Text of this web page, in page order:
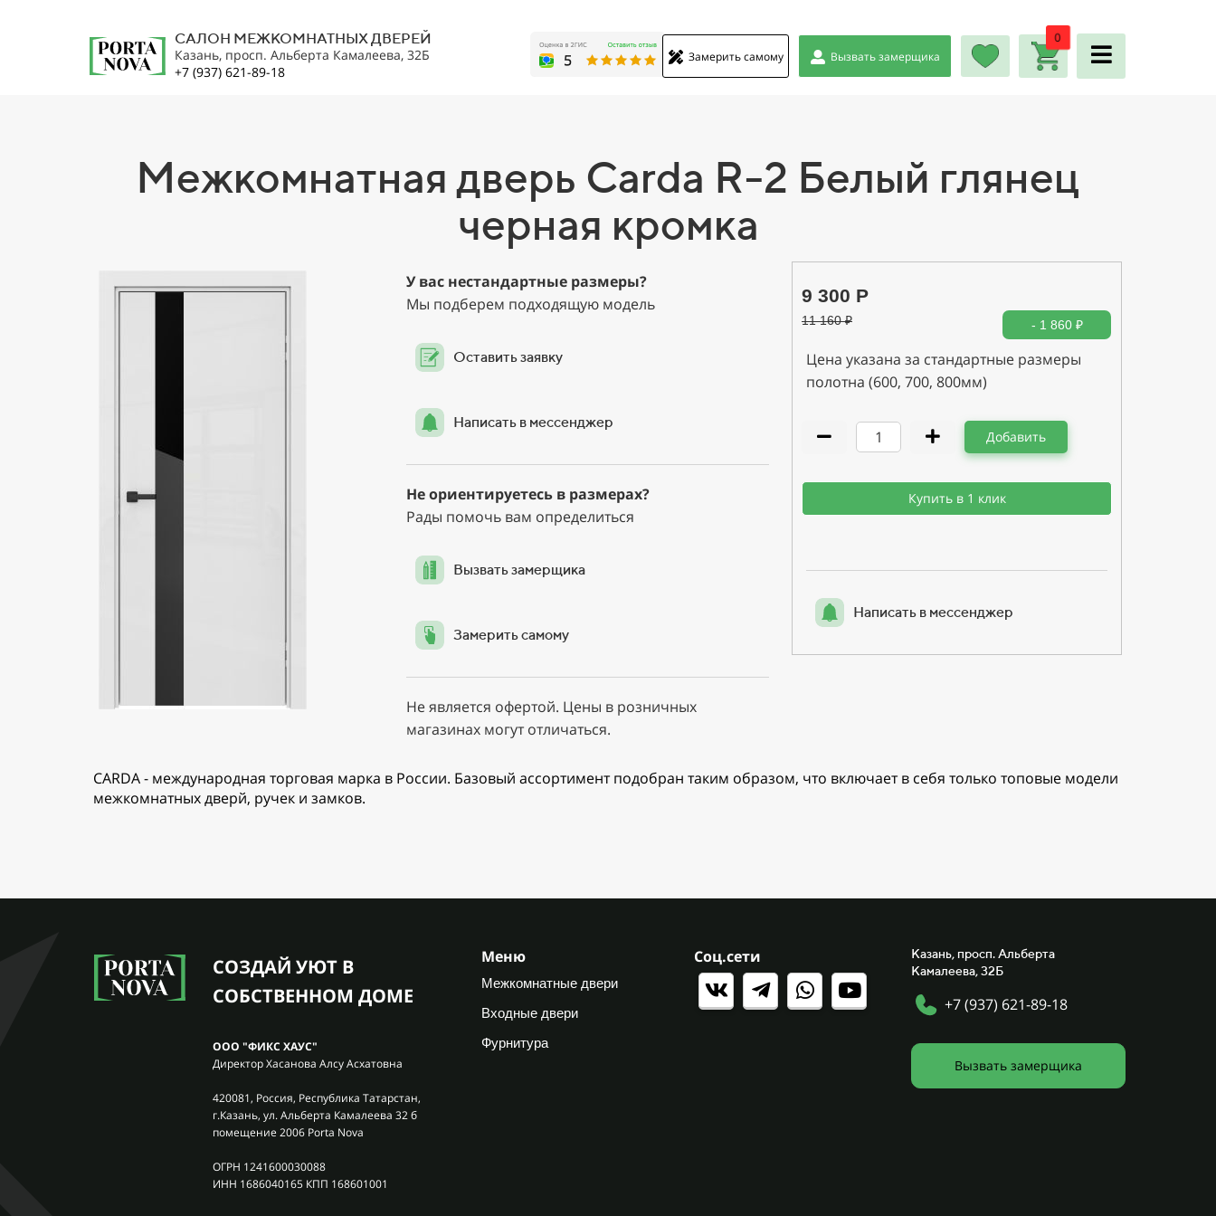
САЛОН МЕЖКОМНАТНЫХ ДВЕРЕЙ
Казань, просп. Альберта Камалеева, 32Б
+7 (937) 621-89-18
Замерить самому Вызвать замерщика
0
Межкомнатная дверь Carda R-2 Белый глянец
черная кромка
У вас нестандартные размеры?
Мы подберем подходящую модель
Оставить заявку
Написать в мессенджер
Не ориентируетесь в размерах?
Рады помочь вам определиться
Вызвать замерщика
Замерить самому
Не является офертой. Цены в розничных
магазинах могут отличаться.
9 300 Р
11 160₽ - 1 860 ₽
Цена указана за стандартные размеры
полотна (600, 700, 800мм)
Добавить
Купить в 1 клик
Написать в мессенджер
CARDA - международная торговая марка в России. Базовый ассортимент подобран таким образом, что включает в себя только топовые модели
межкомнатных дверй, ручек и замков.
СОЗДАЙ УЮТ В
СОБСТВЕННОМ ДОМЕ
ООО "ФИКС ХАУС"
Директор Хасанова Алсу Асхатовна
420081, Россия, Республика Татарстан,
г.Казань, ул. Альберта Камалеева 32 б
помещение 2006 Porta Nova
ОГРН 1241600030088
ИНН 1686040165 КПП 168601001
Меню
Межкомнатные двери
Входные двери
Фурнитура
Соц.сети
Казань, просп. Альберта
Камалеева, 32Б
+7 (937) 621-89-18
Вызвать замерщика